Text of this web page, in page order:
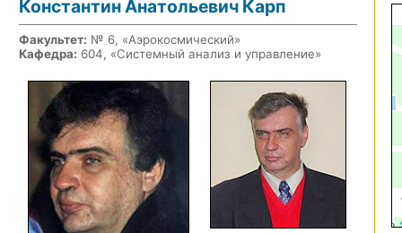
Константин Анатольевич Карп
Факультет: № 6, «Аэрокосмический»
Кафедра: 604, «Системный анализ и управление»